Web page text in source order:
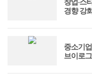
경향 강
중소기
브이로